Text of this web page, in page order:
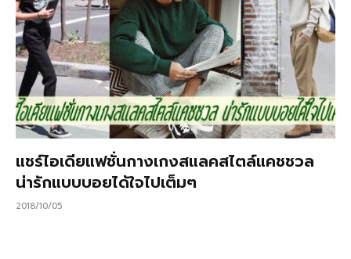
แชร์ไอเดียแฟชั่นกางเกงสแลคสไตล์แคชชวล
น่ารักแบบบอยได้ใจไปเต็มๆ
2018/10/05